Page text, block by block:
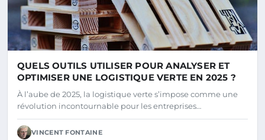
QUELS OUTILS UTILISER POUR ANALYSER ET
OPTIMISER UNE LOGISTIQUE VERTE EN 2025 ?
À l’aube de 2025, la logistique verte s’impose comme une
révolution incontournable pour les entreprises…
VINCENT FONTAINE